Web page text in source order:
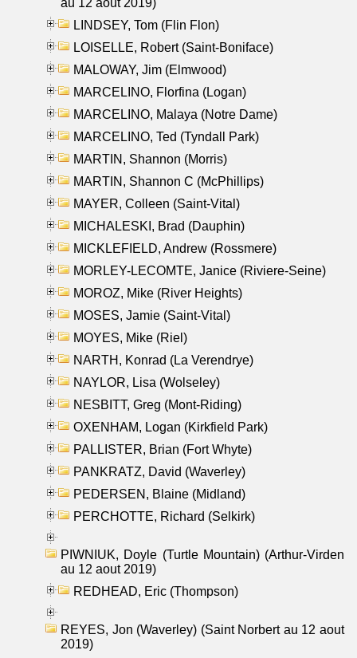
LINDSEY, Tom (Flin Flon)
LOISELLE, Robert (Saint-Boniface)
MALOWAY, Jim (Elmwood)
MARCELINO, Florfina (Logan)
MARCELINO, Malaya (Notre Dame)
MARCELINO, Ted (Tyndall Park)
MARTIN, Shannon (Morris)
MARTIN, Shannon C (McPhillips)
MAYER, Colleen (Saint-Vital)
MICHALESKI, Brad (Dauphin)
MICKLEFIELD, Andrew (Rossmere)
MORLEY-LECOMTE, Janice (Riviere-Seine)
MOROZ, Mike (River Heights)
MOSES, Jamie (Saint-Vital)
MOYES, Mike (Riel)
NARTH, Konrad (La Verendrye)
NAYLOR, Lisa (Wolseley)
NESBITT, Greg (Mont-Riding)
OXENHAM, Logan (Kirkfield Park)
PALLISTER, Brian (Fort Whyte)
PANKRATZ, David (Waverley)
PEDERSEN, Blaine (Midland)
PERCHOTTE, Richard (Selkirk)
PIWNIUK, Doyle (Turtle Mountain) (Arthur-Virden
au 12 aout 2019)
REDHEAD, Eric (Thompson)
REYES, Jon (Waverley) (Saint Norbert au 12 aout
2019)